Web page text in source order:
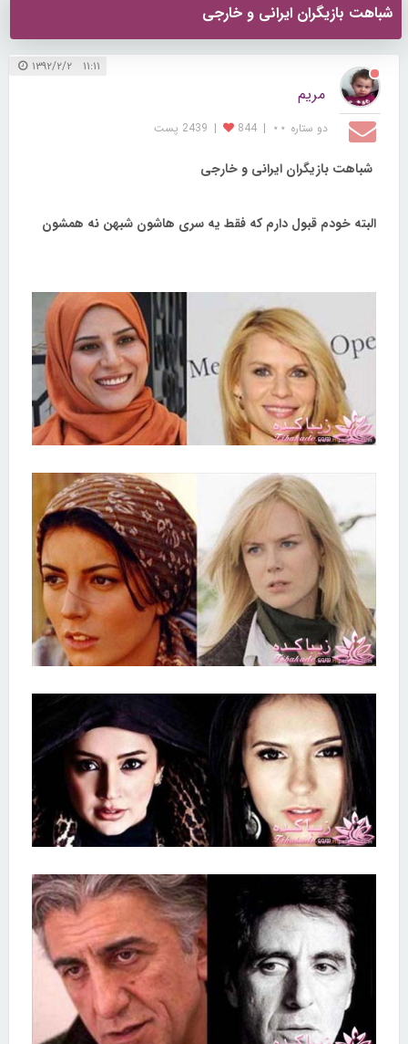
شباهت بازیگران ایرانی و خارجی
۱۱:۱۱ ۱۳۹۲/۲/۲
مریم
دو ستاره ⋆⋆ |
844
| 2439 پست
شباهت بازیگران ایرانی و خارجی
البته خودم قبول دارم که فقط یه سری هاشون شبهن نه همشون